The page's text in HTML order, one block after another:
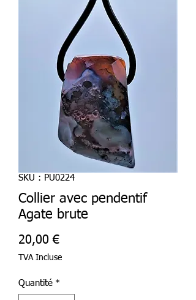
SKU : PU0224
Collier avec pendentif
Agate brute
20,00 €Prix
TVA Incluse
Quantité *